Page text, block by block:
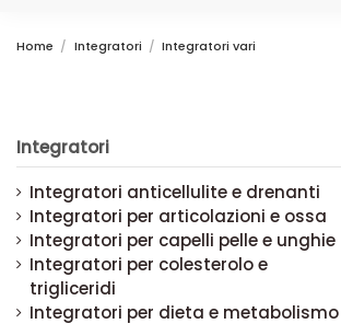
Home Integratori Integratori vari
-10%
Integratori
Integratori anticellulite e drenanti
Integratori per articolazioni e ossa
Integratori per capelli pelle e unghie
Integratori per colesterolo e
trigliceridi
Integratori per dieta e metabolismo